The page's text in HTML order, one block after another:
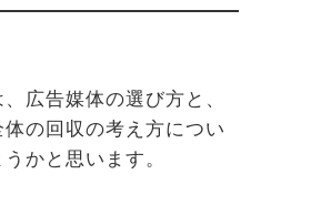
広告媒体の選び方と、
の回収の考え方につい
かと思います。